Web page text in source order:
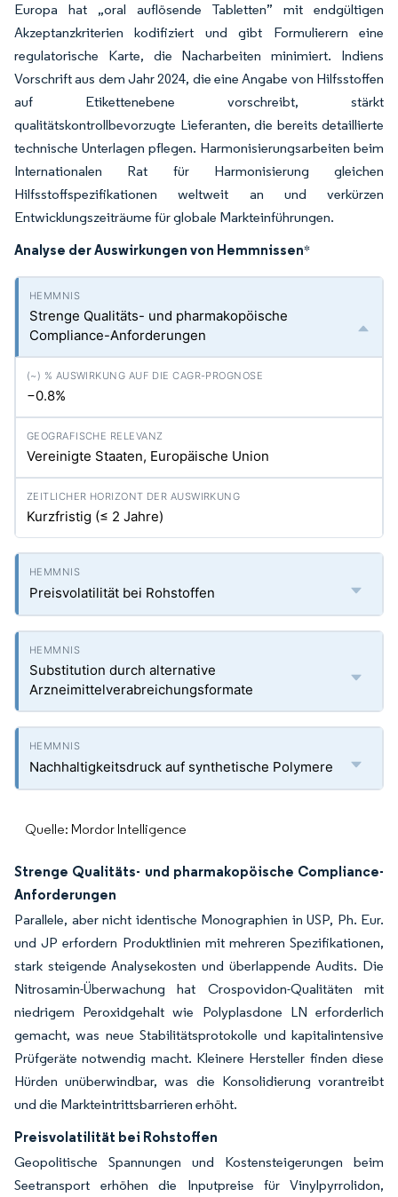
Europa hat „oral auflösende Tabletten” mit endgültigen
Akzeptanzkriterien kodifiziert und gibt Formulierern eine
regulatorische Karte, die Nacharbeiten minimiert. Indiens
Vorschrift aus dem Jahr 2024, die eine Angabe von Hilfsstoffen
auf Etikettenebene vorschreibt, stärkt
qualitätskontrollbevorzugte Lieferanten, die bereits detaillierte
technische Unterlagen pflegen. Harmonisierungsarbeiten beim
Internationalen Rat für Harmonisierung gleichen
Hilfsstoffspezifikationen weltweit an und verkürzen
Entwicklungszeiträume für globale Markteinführungen.
Analyse der Auswirkungen von Hemmnissen*
Strenge Qualitäts- und pharmakopöische
Compliance-Anforderungen
−0.8%
Vereinigte Staaten, Europäische Union
Kurzfristig (≤ 2 Jahre)
Preisvolatilität bei Rohstoffen
Substitution durch alternative
Arzneimittelverabreichungsformate
Nachhaltigkeitsdruck auf synthetische Polymere
Quelle: Mordor Intelligence
Strenge Qualitäts- und pharmakopöische Compliance-
Anforderungen
Parallele, aber nicht identische Monographien in USP, Ph. Eur.
und JP erfordern Produktlinien mit mehreren Spezifikationen,
stark steigende Analysekosten und überlappende Audits. Die
Nitrosamin-Überwachung hat Crospovidon-Qualitäten mit
niedrigem Peroxidgehalt wie Polyplasdone LN erforderlich
gemacht, was neue Stabilitätsprotokolle und kapitalintensive
Prüfgeräte notwendig macht. Kleinere Hersteller finden diese
Hürden unüberwindbar, was die Konsolidierung vorantreibt
und die Markteintrittsbarrieren erhöht.
Preisvolatilität bei Rohstoffen
Geopolitische Spannungen und Kostensteigerungen beim
Seetransport erhöhen die Inputpreise für Vinylpyrrolidon,